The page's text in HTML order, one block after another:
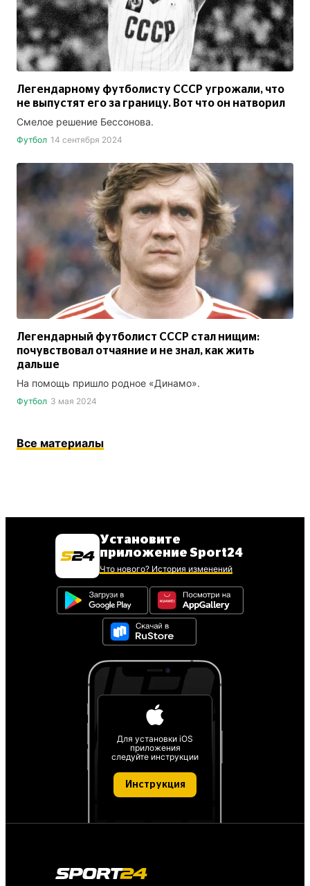
Легендарному футболисту СССР угрожали, что
не выпустят его за границу. Вот что он натворил
Смелое решение Бессонова.
Футбол 14 сентября 2024
Легендарный футболист СССР стал нищим:
почувствовал отчаяние и не знал, как жить
дальше
На помощь пришло родное «Динамо».
Футбол 3 мая 2024
Все материалы
Установите
приложение Sport24
Что нового? История изменений
Для установки iOS
приложения
следуйте инструкции
Инструкция